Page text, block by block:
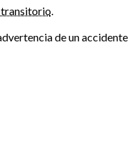
transitorio.
de un